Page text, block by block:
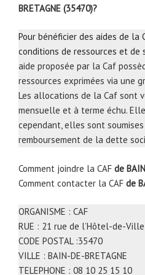
BRETAGNE (35470)?
Pour bénéficier des aides de la
conditions de ressources et de
aide proposée par la Caf
ressources exprimées via une
Les allocations de la Caf sont
mensuelle et à terme échu.
cependant, elles sont
remboursement de la dette
Comment joindre la CAF de
Comment contacter la CAF de
ORGANISME : CAF
RUE : 21 rue de l’Hôtel-de-Ville
CODE POSTAL :35470
VILLE : BAIN-DE-BRETAGNE
TELEPHONE : 08 10 25 15 10